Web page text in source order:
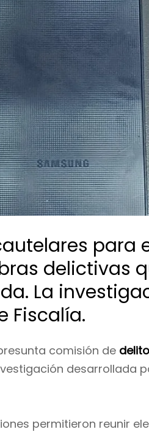
para
delictivas
La
Fiscalía.
comisión de
desarrollada
permitieron reunir